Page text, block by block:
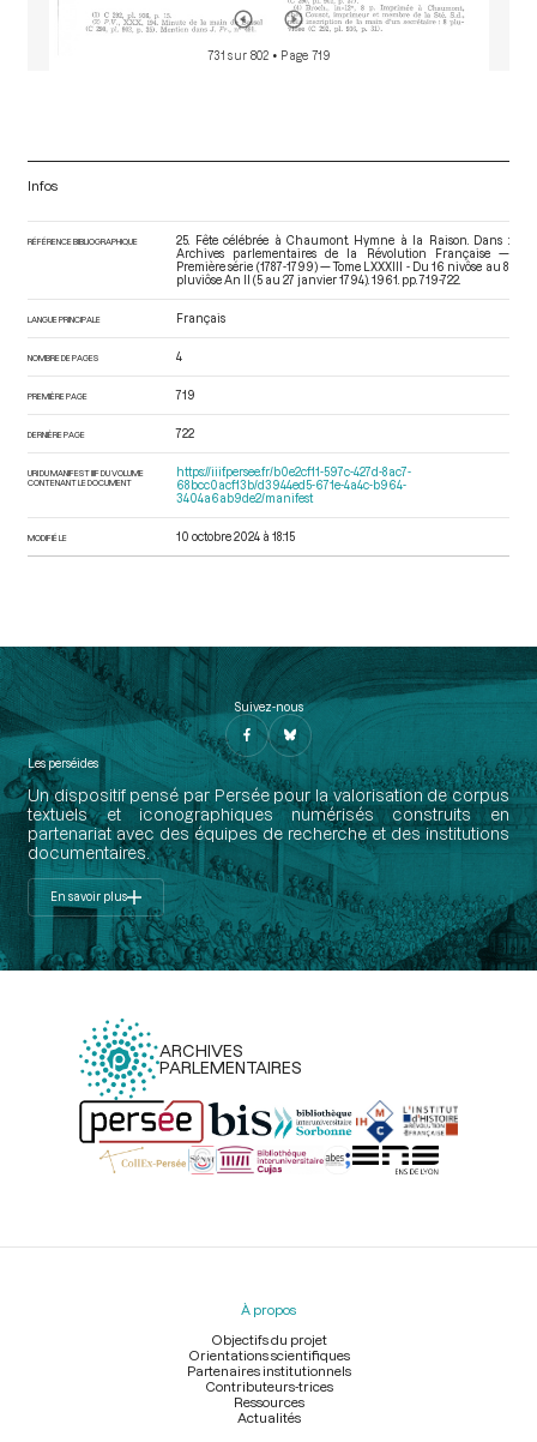
731 sur 802 • Page 719
Infos
RÉFÉRENCE BIBLIOGRAPHIQUE
25. Fête célébrée à Chaumont. Hymne à la Raison. Dans :
Archives parlementaires de la Révolution Française —
Première série (1787-1799) — Tome LXXXIII - Du 16 nivôse au 8
pluviôse An II (5 au 27 janvier 1794) . 1961. pp. 719-722.
LANGUE PRINCIPALE Français
NOMBRE DE PAGES 4
PREMIÈRE PAGE 719
DERNIÈRE PAGE 722
URI DU MANIFEST IIIF DU VOLUME
CONTENANT LE DOCUMENT
https://iiif.persee.fr/b0e2cf11-597c-427d-8ac7-
68bcc0acf13b/d3944ed5-671e-4a4c-b964-
3404a6ab9de2/manifest
MODIFIÉ LE 10 octobre 2024 à 18:15
Suivez-nous
Les perséides
Un dispositif pensé par Persée pour la valorisation de corpus
textuels et iconographiques numérisés construits en
partenariat avec des équipes de recherche et des institutions
documentaires.
En savoir plus
ARCHIVES
PARLEMENTAIRES
Menu
À propos
Objectifs du projet
Orientations scientifiques
Partenaires institutionnels
Contributeurs-trices
Ressources
Actualités